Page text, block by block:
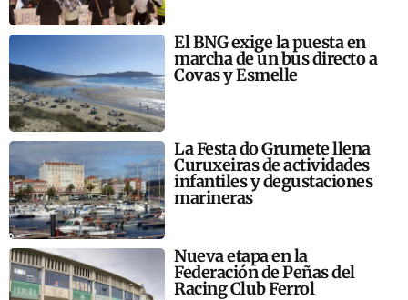
El BNG exige la puesta en
marcha de un bus directo a
Covas y Esmelle
La Festa do Grumete llena
Curuxeiras de actividades
infantiles y degustaciones
marineras
Nueva etapa en la
Federación de Peñas del
Racing Club Ferrol